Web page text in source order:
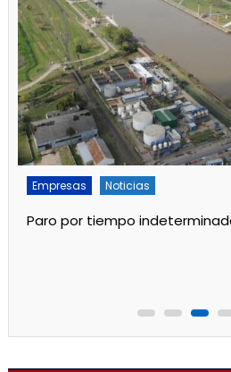
Empresas Noticias
Por mejoras en el servicio